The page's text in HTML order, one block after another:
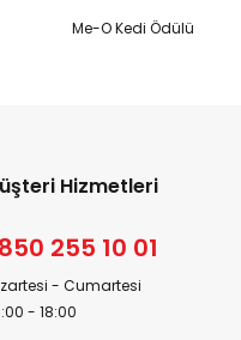
Me-O Kedi Ödülü
Hizmetleri
255 10 01
- Cumartesi
- 18:00